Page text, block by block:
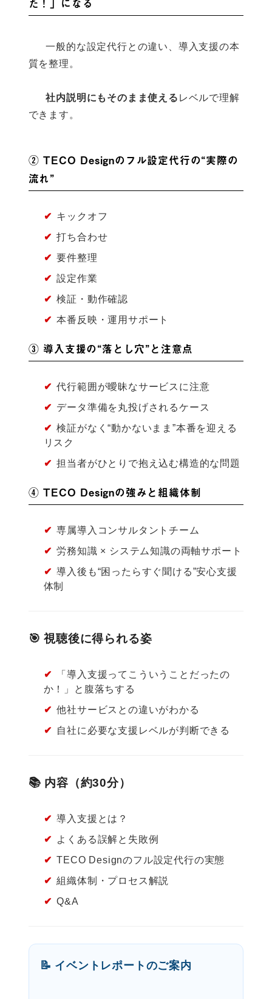
      一般的な設定代行との違い、導入支援の本
質を整理。
社内説明にもそのまま使えるレベルで理解
できます。
② TECO Designのフル設定代行の“実際の
流れ”
✔ キックオフ
✔ 打ち合わせ
✔ 要件整理
✔ 設定作業
✔ 検証・動作確認
✔ 本番反映・運用サポート
③ 導入支援の“落とし穴”と注意点
✔ 代行範囲が曖昧なサービスに注意
✔ データ準備を丸投げされるケース
✔ 検証がなく“動かないまま”本番を迎える
リスク
✔ 担当者がひとりで抱え込む構造的な問題
④ TECO Designの強みと組織体制
✔ 専属導入コンサルタントチーム
✔ 労務知識 × システム知識の両軸サポート
✔ 導入後も“困ったらすぐ聞ける”安心支援
体制
🎯 視聴後に得られる姿
✔
「導入支援ってこういうことだったの
か！」と腹落ちする
✔ 他社サービスとの違いがわかる
✔
自社に必要な支援レベルが判断できる
📚 内容（約30分）
✔ 導入支援とは？
✔
よくある誤解と失敗例
✔ TECO Designのフル設定代行の実態
✔ 組織体制・プロセス解説
✔ Q&A
📝 イベントレポートのご案内